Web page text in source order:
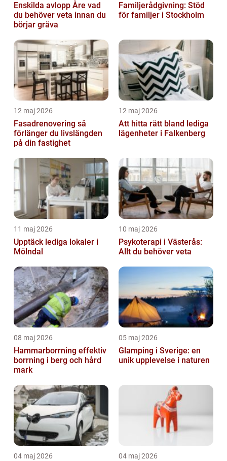
Enskilda avlopp Åre vad
du behöver veta innan du
börjar gräva
Familjerådgivning: Stöd
för familjer i Stockholm
12 maj 2026
Fasadrenovering så
förlänger du livslängden
på din fastighet
12 maj 2026
Att hitta rätt bland lediga
lägenheter i Falkenberg
11 maj 2026
Upptäck lediga lokaler i
Mölndal
10 maj 2026
Psykoterapi i Västerås:
Allt du behöver veta
08 maj 2026
Hammarborrning effektiv
borrning i berg och hård
mark
05 maj 2026
Glamping i Sverige: en
unik upplevelse i naturen
04 maj 2026 04 maj 2026